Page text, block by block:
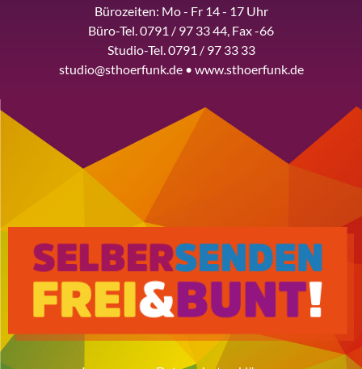
Bürozeiten: Mo - Fr 14 - 17 Uhr
Büro-Tel. 0791 / 97 33 44, Fax -66
Studio-Tel. 0791 / 97 33 33
studio@sthoerfunk.de • www.sthoerfunk.de